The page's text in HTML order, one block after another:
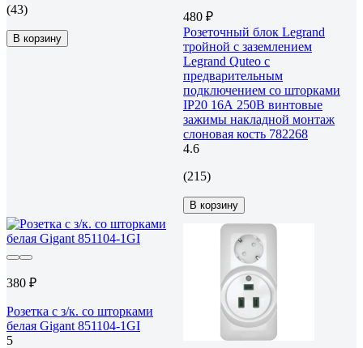
(43)
В корзину
480 ₽
Розеточный блок Legrand
тройной с заземлением
Legrand Quteo с
предварительным
подключением со шторками
IP20 16А 250В винтовые
зажимы накладной монтаж
слоновая кость 782268
4.6
(215)
В корзину
380 ₽
Розетка с з/к. со шторками
белая Gigant 851104-1GI
5